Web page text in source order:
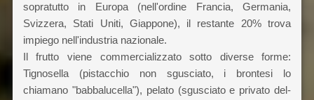
sopratutto in Europa (nell'ordine Francia, Germania,
Svizzera, Stati Uniti, Giappone), il restante 20% trova
impiego nell'industria nazionale.
Il frutto viene commercializzato sotto diverse forme:
Tignosella (pistacchio non sgusciato, i brontesi lo
chiamano "babbalucella"), pelato (sgusciato e privato del­